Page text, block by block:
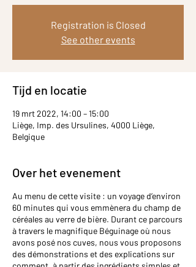
Registration is Closed
See other events
Tijd en locatie
19 mrt 2022, 14:00 – 15:00
Liège, Imp. des Ursulines, 4000 Liège,
Belgique
Over het evenement
Au menu de cette visite : un voyage d’environ
60 minutes qui vous emmènera du champ de
céréales au verre de bière. Durant ce parcours
à travers le magnifique Béguinage où nous
avons posé nos cuves, nous vous proposons
des démonstrations et des explications sur